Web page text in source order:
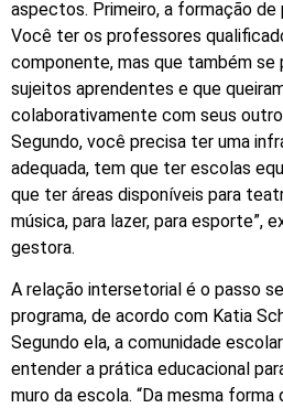
aspectos. Primeiro, a formação de
Você ter os professores
componente, mas que também se
sujeitos aprendentes e que
colaborativamente com seus
Segundo, você precisa ter uma
adequada, tem que ter escolas
que ter áreas disponíveis para
música, para lazer, para esporte”,
gestora.
A relação intersetorial é o passo
programa, de acordo com Katia
Segundo ela, a comunidade
entender a prática educacional
muro da escola. “Da mesma forma